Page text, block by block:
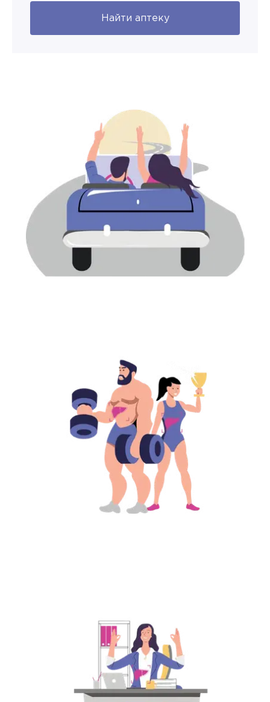
Найти аптеку